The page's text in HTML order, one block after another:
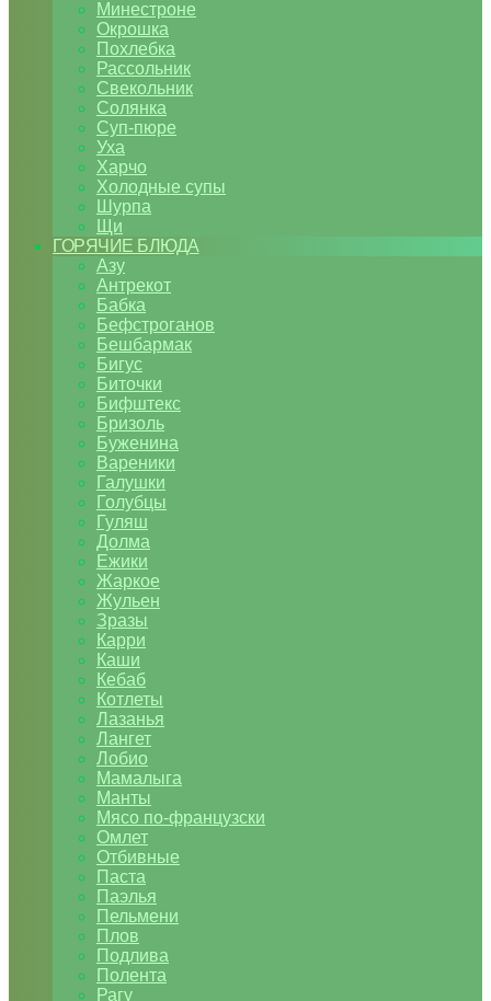
Минестроне
Окрошка
Похлебка
Рассольник
Свекольник
Солянка
Суп-пюре
Уха
Харчо
Холодные супы
Шурпа
Щи
ГОРЯЧИЕ БЛЮДА
Азу
Антрекот
Бабка
Бефстроганов
Бешбармак
Бигус
Биточки
Бифштекс
Бризоль
Буженина
Вареники
Галушки
Голубцы
Гуляш
Долма
Ежики
Жаркое
Жульен
Зразы
Карри
Каши
Кебаб
Котлеты
Лазанья
Лангет
Лобио
Мамалыга
Манты
Мясо по-французски
Омлет
Отбивные
Паста
Паэлья
Пельмени
Плов
Подлива
Полента
Рагу